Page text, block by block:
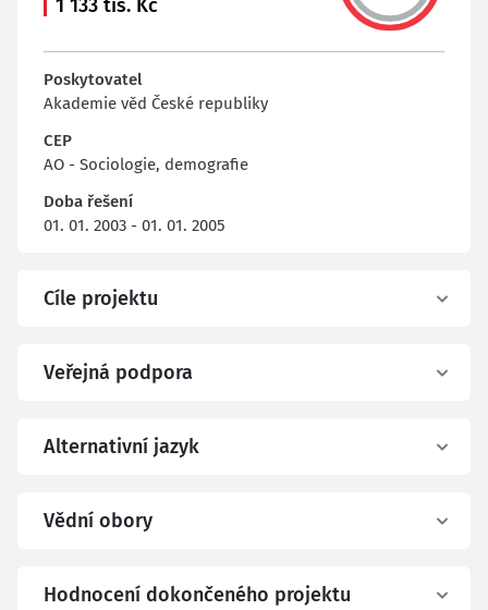
1 133 tis. Kč
Poskytovatel
Akademie věd České republiky
CEP
AO - Sociologie, demografie
Doba řešení
01. 01. 2003 - 01. 01. 2005
Cíle projektu
Veřejná podpora
Alternativní jazyk
Vědní obory
Hodnocení dokončeného projektu